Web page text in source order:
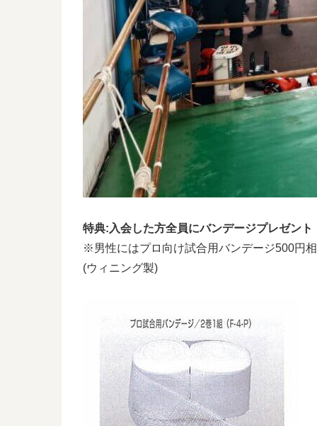
特典:入会した方全員にバンデージプレゼント
※男性にはプロ向け試合用バンデージ500円
(ウィニング製)